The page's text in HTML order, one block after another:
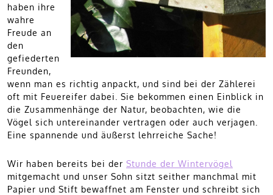
haben ihre
wahre
Freude an
den
gefiederten
Freunden,
wenn man es richtig anpackt, und sind bei der Zählerei
oft mit Feuereifer dabei. Sie bekommen einen Einblick in
die Zusammenhänge der Natur, beobachten, wie die
Vögel sich untereinander vertragen oder auch verjagen.
Eine spannende und äußerst lehrreiche Sache!
Wir haben bereits bei der Stunde der Wintervögel
mitgemacht und unser Sohn sitzt seither manchmal mit
Papier und Stift bewaffnet am Fenster und schreibt sich